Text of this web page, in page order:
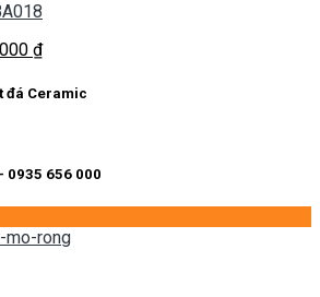
₫Giá
tại
đá Ceramic
0935 656 000